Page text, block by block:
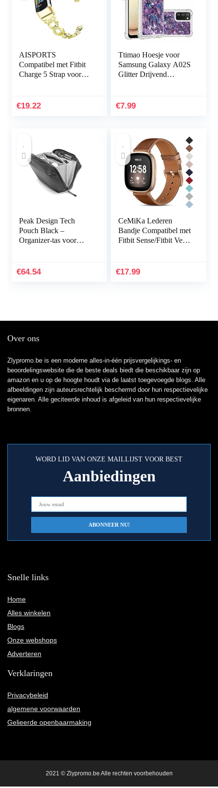
AISPORTS
Compatibel met Fitbit
Charge 5 Strap voor
Rhinestones sieraden…
€19.22
Ttimao Hoesje voor
Samsung Galaxy A02S
Glitter Drijvend
Transparant Zacht
€7.99
Peak Design Tech
Pouch Black –
Organizer-tas voor
€64.54
CeMiKa Lederen
Bandje Compatibel met
Fitbit Sense/Fitbit Versa
Compatibel met Fitbit
€17.99
Over ons
Zlypromo.be is een moderne alles-in-één prijsvergelijkings- en
beoordelingswebsite die de beste deals biedt die beschikbaar zijn op
amazon en u op de hoogte houdt via de laatst toegevoegde blogs. Alle
afbeeldingen zijn auteursrechtelijk beschermd door hun respectievelijke
eigenaren. Alle geciteerde inhoud is afgeleid van hun respectievelijke
bronnen.
WORD LID VAN ONZE MAILLIJST VOOR BEST
Aanbiedingen
Snelle links
Home
Alles winkelen
Blogs
Onze webshops
Adverteren
Verklaringen
Privacybeleid
algemene voorwaarden
Gelieerde openbaarmaking
2021 © Zlypromo.be Alle rechten voorbehouden